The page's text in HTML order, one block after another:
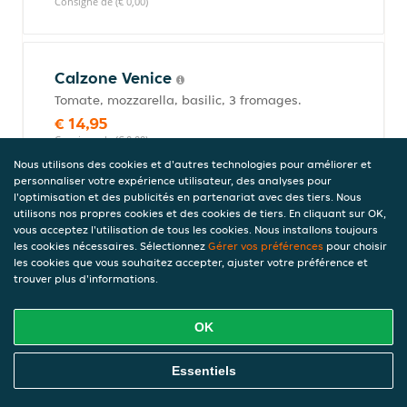
Calzone Venice
Tomate, mozzarella, basilic, 3 fromages.
€ 14,95
Consigne de (€ 0,00)
Calzone romaine
Tomate, mozzarella, basilic, jambon,
salami, olives.
€ 14,95
Nos pizzas spéciales
Commandez En Ligne
Nous utilisons des cookies et d'autres technologies pour améliorer et
personnaliser votre expérience utilisateur, des analyses pour
l'optimisation et des publicités en partenariat avec des tiers. Nous
utilisons nos propres cookies et des cookies de tiers. En cliquant sur OK,
vous acceptez l'utilisation de tous les cookies. Nous installons toujours
les cookies nécessaires. Sélectionnez Gérer vos préférences pour choisir
les cookies que vous souhaitez accepter, ajuster votre préférence et
trouver plus d'informations.
OK
Essentiels